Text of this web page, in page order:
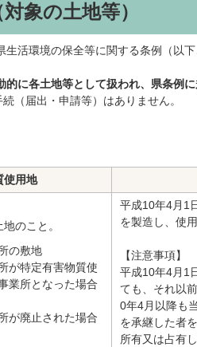
象の土地等）
生活環境の保全等に関する条例（以
に各土地等として扱われ、県条例
（届出・申請等）はありません。
使用地
のこと。
の敷地
が特定有害物質使
業所となった場合
が廃止された場合
平成10年4月1
を製造し、使
【注意事項】
平成10年4月1
ても、それ以
0年4月以降も
を承継した者
所有又は占有